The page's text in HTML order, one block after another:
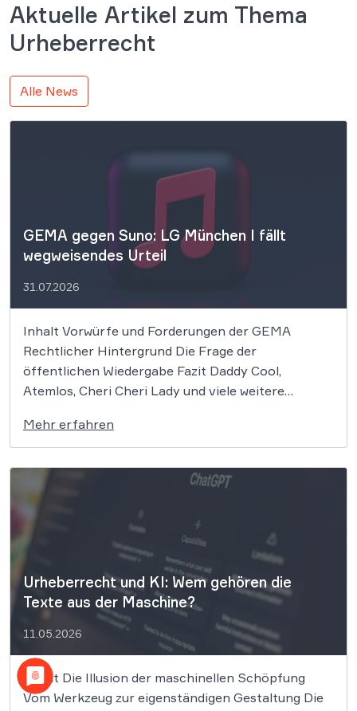
Aktuelle Artikel zum Thema
Urheberrecht
Alle News
GEMA gegen Suno: LG München I fällt
wegweisendes Urteil
31.07.2026
Inhalt Vorwürfe und Forderungen der GEMA
Rechtlicher Hintergrund Die Frage der
öffentlichen Wiedergabe Fazit Daddy Cool,
Atemlos, Cheri Cheri Lady und viele weitere
bedeutenden Urheberrechtsprozesses werden. Die
GEMA klagt gegen das KI-Unternehmen Suno und
will die Rechte ihrer Mitglieder verteidigen. Dem
Unternehmen […]
Mehr erfahren
Urheberrecht und KI: Wem gehören die
Texte aus der Maschine?
11.05.2026
Inhalt Die Illusion der maschinellen Schöpfung
Vom Werkzeug zur eigenständigen Gestaltung Die